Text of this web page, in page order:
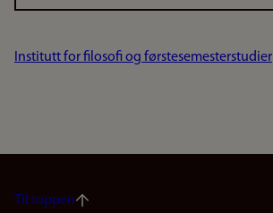
Institutt for filosofi og førstesemesterstudier
Til toppen